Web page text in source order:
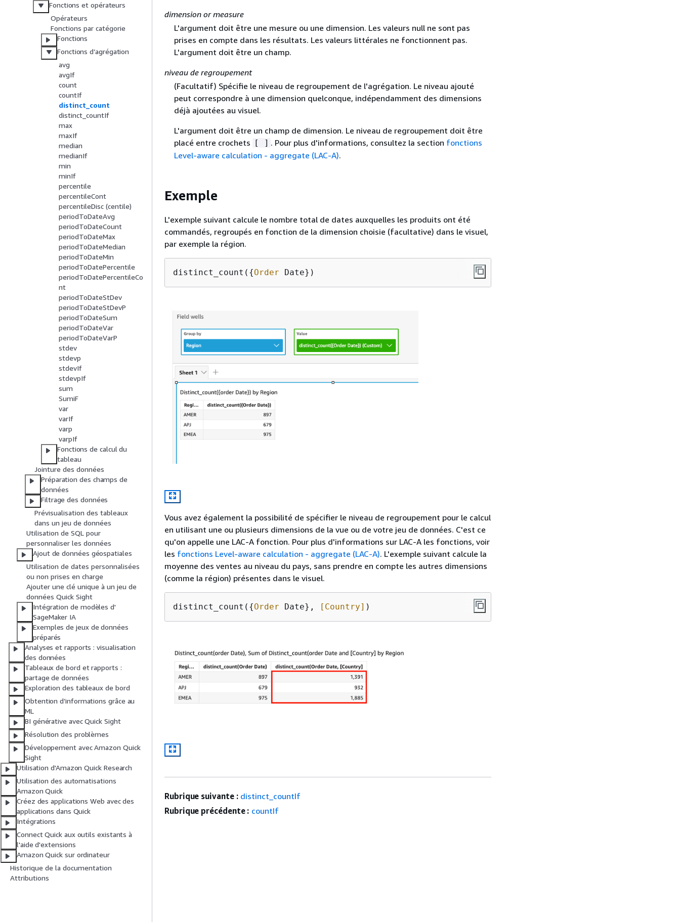
Fonctions et opérateurs
Opérateurs
Fonctions par catégorie
Fonctions
Fonctions d’agrégation
avg
avgIf
count
countIf
distinct_count
distinct_countIf
max
maxIf
median
medianIf
min
minIf
percentile
percentileCont
percentileDisc (centile)
periodToDateAvg
periodToDateCount
periodToDateMax
periodToDateMedian
periodToDateMin
periodToDatePercentile
periodToDatePercentileCo
nt
periodToDateStDev
periodToDateStDevP
periodToDateSum
periodToDateVar
periodToDateVarP
stdev
stdevp
stdevIf
stdevpIf
sum
SumiF
var
varIf
varp
varpIf
Fonctions de calcul du
tableau
Jointure des données
Préparation des champs de
données
Filtrage des données
Prévisualisation des tableaux
dans un jeu de données
Utilisation de SQL pour
personnaliser les données
Ajout de données géospatiales
Utilisation de dates personnalisées
ou non prises en charge
Ajouter une clé unique à un jeu de
données Quick Sight
Intégration de modèles d'
SageMaker IA
Exemples de jeux de données
préparés
Analyses et rapports : visualisation
des données
Tableaux de bord et rapports :
partage de données
Exploration des tableaux de bord
Obtention d’informations grâce au
ML
BI générative avec Quick Sight
Résolution des problèmes
Développement avec Amazon Quick
Sight
Utilisation d'Amazon Quick Research
Utilisation des automatisations
Amazon Quick
Créez des applications Web avec des
applications dans Quick
Intégrations
Connect Quick aux outils existants à
l'aide d'extensions
Amazon Quick sur ordinateur
Historique de la documentation
Attributions
dimension or measure
L'argument doit être une mesure ou une dimension. Les valeurs null ne sont pas
prises en compte dans les résultats. Les valeurs littérales ne fonctionnent pas.
L'argument doit être un champ.
niveau de regroupement
(Facultatif) Spécifie le niveau de regroupement de l'agrégation. Le niveau ajouté
peut correspondre à une dimension quelconque, indépendamment des dimensions
déjà ajoutées au visuel.
L'argument doit être un champ de dimension. Le niveau de regroupement doit être
placé entre crochets
[ ] . Pour plus d'informations, consultez la section fonctions
Level-aware calculation - aggregate (LAC-A).
Exemple
L'exemple suivant calcule le nombre total de dates auxquelles les produits ont été
commandés, regroupés en fonction de la dimension choisie (facultative) dans le visuel,
par exemple la région.
distinct_count( {Order Date})
Vous avez également la possibilité de spécifier le niveau de regroupement pour le calcul
en utilisant une ou plusieurs dimensions de la vue ou de votre jeu de données. C'est ce
qu'on appelle une LAC-A fonction. Pour plus d'informations sur LAC-A les fonctions, voir
les fonctions Level-aware calculation - aggregate (LAC-A). L'exemple suivant calcule la
moyenne des ventes au niveau du pays, sans prendre en compte les autres dimensions
(comme la région) présentes dans le visuel.
distinct_count( {Order Date}, [Country] )
Rubrique suivante : distinct_countIf
Rubrique précédente : countIf